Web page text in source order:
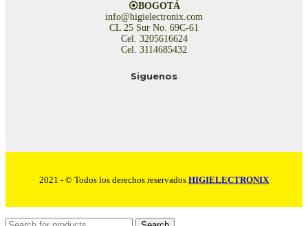
⦿BOGOTÁ
info@higielectronix.com
CL 25 Sur No. 69C-61
Cel. 3205616624
Cel. 3114685432
Siguenos
2021 - © Todos los derechos reservados HIGIELECTRONIX